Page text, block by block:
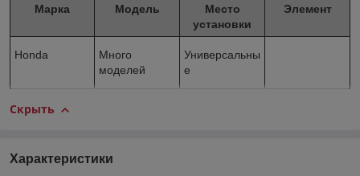
Марка Модель
Место
установки
Элемент
Honda
Много
моделей
Универсальны
е
Скрыть
Характеристики